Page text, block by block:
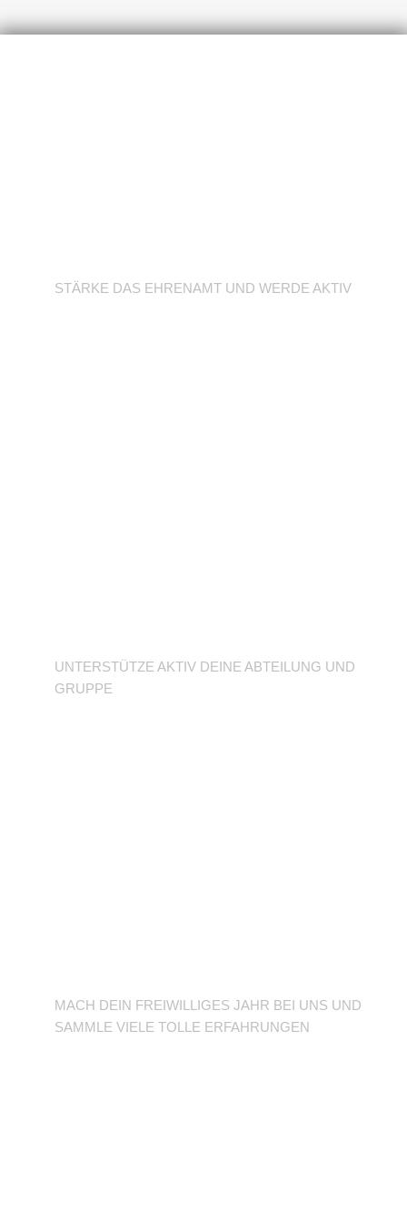
STÄRKE DAS EHRENAMT UND WERDE AKTIV
UNTERSTÜTZE AKTIV DEINE ABTEILUNG UND
GRUPPE
MACH DEIN FREIWILLIGES JAHR BEI UNS UND
SAMMLE VIELE TOLLE ERFAHRUNGEN